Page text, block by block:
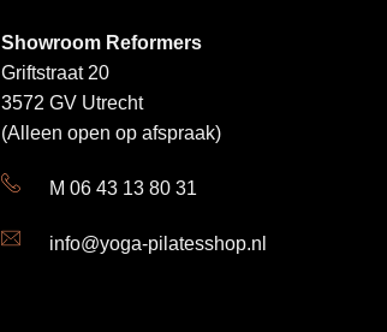
Showroom Reformers
Griftstraat 20
3572 GV Utrecht
(Alleen open op afspraak)
M 06 43 13 80 31
info@yoga-pilatesshop.nl